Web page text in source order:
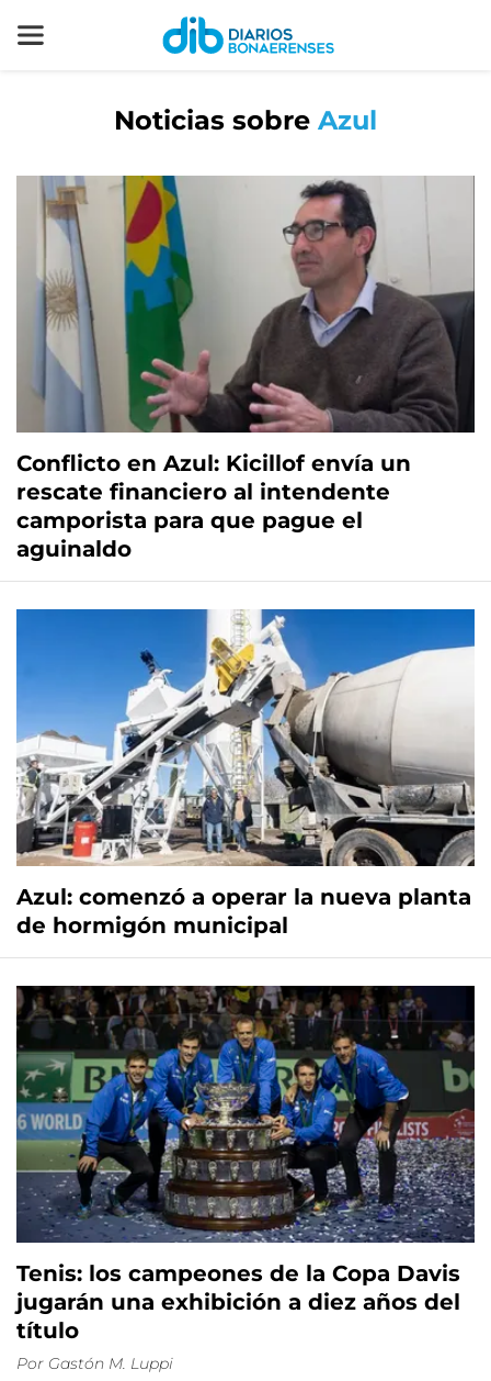
Noticias sobre Azul
Conflicto en Azul: Kicillof envía un
rescate financiero al intendente
camporista para que pague el
aguinaldo
Azul: comenzó a operar la nueva planta
de hormigón municipal
Tenis: los campeones de la Copa Davis
jugarán una exhibición a diez años del
título
Por Gastón M. Luppi